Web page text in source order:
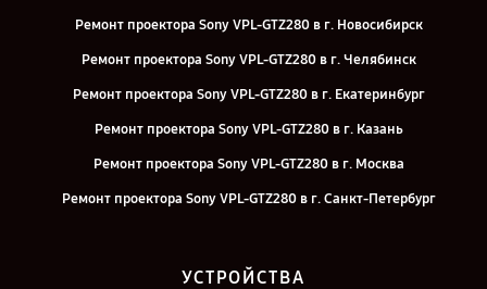
Ремонт проектора Sony VPL-GTZ280 в г. Новосибирск
Ремонт проектора Sony VPL-GTZ280 в г. Челябинск
Ремонт проектора Sony VPL-GTZ280 в г. Екатеринбург
Ремонт проектора Sony VPL-GTZ280 в г. Казань
Ремонт проектора Sony VPL-GTZ280 в г. Москва
Ремонт проектора Sony VPL-GTZ280 в г. Санкт-Петербург
УСТРОЙСТВА